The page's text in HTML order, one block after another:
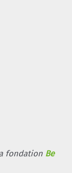
fondation Be